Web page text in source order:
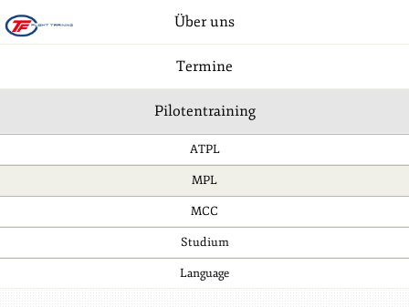
Über uns
Termine
Pilotentraining
ATPL
MPL
MCC
Studium
Language